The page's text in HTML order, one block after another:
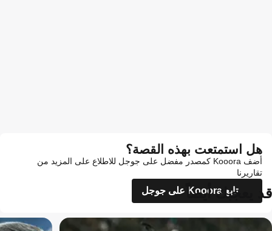
هل استمتعت بهذه القصة؟
أضف Kooora كمصدر مفضل على جوجل للاطلاع على المزيد من
تقاريرنا
تابع Kooora على جوجل
قد يعجبك أيضاً